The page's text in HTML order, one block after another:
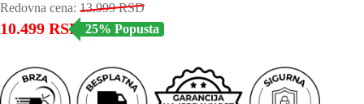
Redovna cena: 13.999RSD
10.499 RSD 25% Popusta